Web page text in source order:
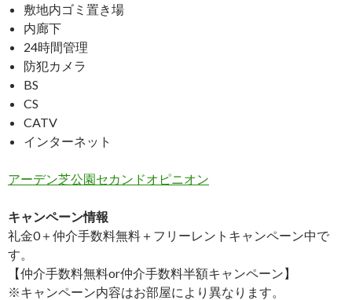
敷地内ゴミ置き場
内廊下
24時間管理
防犯カメラ
BS
CS
CATV
インターネット
アーデン芝公園セカンドオピニオン
キャンペーン情報
礼金0＋仲介手数料無料 ＋ フリーレント キャンペーン中で
す。
【仲介手数料無料or仲介手数料半額キャンペーン】
※キャンペーン内容はお部屋により異なります。